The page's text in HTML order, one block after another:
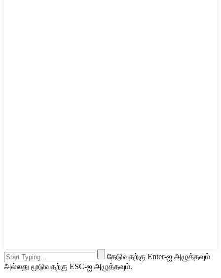
தேடுவதற்கு Enter-ஐ அழுத்தவும்
அல்லது மூடுவதற்கு ESC-ஐ அழுத்தவும்.